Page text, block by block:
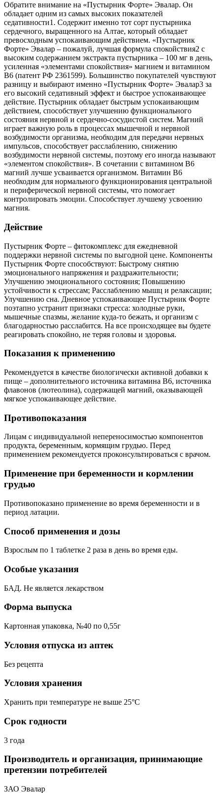
Обратите внимание на «Пустырник Форте» Эвалар. Он
обладает одним из самых высоких показателей
седативности1. Содержит именно тот сорт пустырника
сердечного, выращенного на Алтае, который обладает
превосходным успокаивающим действием. «Пустырник
Форте» Эвалар – пожалуй, лучшая формула спокойствия2 с
высоким содержанием экстракта пустырника – 100 мг в день,
усиленная «элементами спокойствия» магнием и витамином
В6 (патент РФ 2361599). Большинство покупателей чувствуют
разницу и выбирают именно «Пустырник Форте» Эвалар3 за
его высокий седативный эффект и быстрое успокаивающее
действие. Пустырник обладает быстрым успокаивающим
действием, способствует улучшению функционального
состояния нервной и сердечно-сосудистой систем. Магний
играет важную роль в процессах мышечной и нервной
возбудимости организма, необходим для передачи нервных
импульсов, способствует расслаблению, снижению
возбудимости нервной системы, поэтому его иногда называют
«элементом спокойствия». В сочетании с витамином В6
магний лучше усваивается организмом. Витамин В6
необходим для нормального функционирования центральной
и периферической нервной системы, что помогает
контролировать эмоции. Способствует лучшему усвоению
магния.
Действие
Пустырник Форте – фитокомплекс для ежедневной
поддержки нервной системы по выгодной цене. Компоненты
Пустырник Форте способствуют: Быстрому снятию
эмоционального напряжения и раздражительности;
Улучшению эмоционального состояния; Повышению
устойчивости к стрессам; Расслаблению мышц и релаксации;
Улучшению сна. Дневное успокаивающее Пустырник Форте
поэтапно устранит признаки стресса: холодные руки,
мышечные спазмы, желание куда-то бежать, и организм с
благодарностью расслабится. На все происходящее вы будете
реагировать спокойно, не теряя головы и здоровья.
Показания к применению
Рекомендуется в качестве биологически активной добавки к
пище – дополнительного источника витамина В6, источника
флавонов (лютеолина), содержащей магний, оказывающей
мягкое успокаивающее действие.
Противопоказания
Лицам с индивидуальной непереносимостью компонентов
продукта, беременным, кормящим грудью. Перед
применением рекомендуется проконсультироваться с врачом.
Применение при беременности и кормлении
грудью
Противопоказано применение во время беременности и в
период латации.
Способ применения и дозы
Взрослым по 1 таблетке 2 раза в день во время еды.
Особые указания
БАД. Не является лекарством
Форма выпуска
Картонная упаковка, №40 по 0,55г
Условия отпуска из аптек
Без рецепта
Условия хранения
Хранить при температуре не выше 25°С
Срок годности
3 года
Производитель и организация, принимающие
претензии потребителей
ЗАО Эвалар